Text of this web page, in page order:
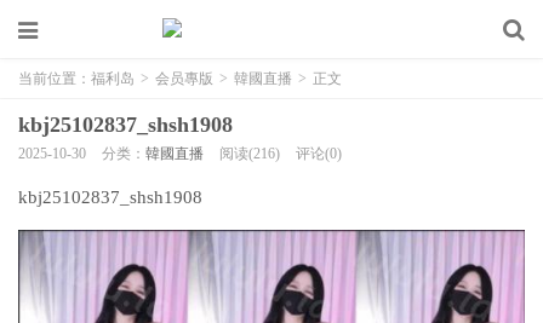
当前位置： 福利岛 > 会员專版 > 韓國直播 > 正文
kbj25102837_shsh1908
2025-10-30 分类： 韓國直播 阅读(216) 评论(0)
kbj25102837_shsh1908